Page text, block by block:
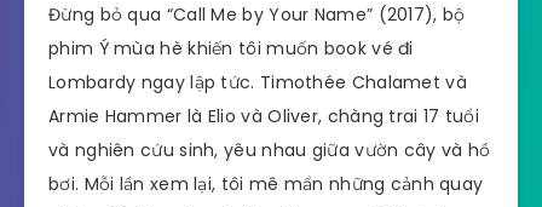
Đừng bỏ qua “Call Me by Your Name” (2017), bộ
phim Ý mùa hè khiến tôi muốn book vé đi
Lombardy ngay lập tức. Timothée Chalamet và
Armie Hammer là Elio và Oliver, chàng trai 17 tuổi
và nghiên cứu sinh, yêu nhau giữa vườn cây và hồ
bơi. Mỗi lần xem lại, tôi mê mẩn những cảnh quay